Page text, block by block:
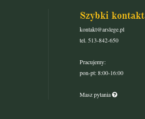
Szybki kontakt
kontakt@arslege.pl
tel. 513-842-650
Pracujemy:
pon-pt: 8:00-16:00
Masz pytania